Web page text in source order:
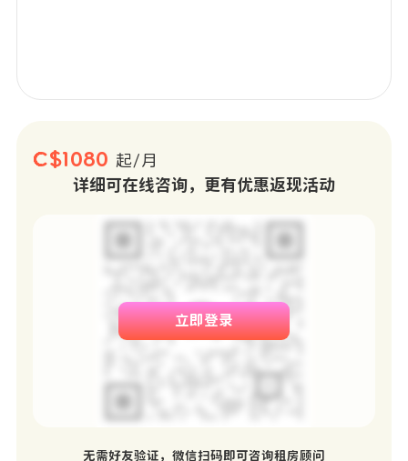
C$1080 起/月
详细可在线咨询，更有优惠返现活动
立即登录
无需好友验证，微信扫码即可咨询租房顾问